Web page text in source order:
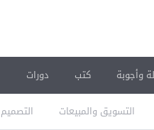
التسويق والمبيعات التصميم
وأجوبة كتب دورات